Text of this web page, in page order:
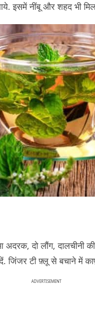
इसमें नींबू और शहद भी
अदरक, दो लौंग, दालचीनी
दें. जिंजर टी फ़्लू से बचाने में
ADVERTISEMENT